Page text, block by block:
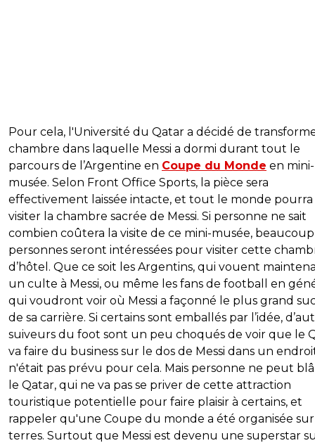
Pour cela, l'Université du Qatar a décidé de
chambre dans laquelle Messi a dormi durant tout le
parcours de l’Argentine en Coupe du Monde en mini-
musée. Selon Front Office Sports, la pièce sera
effectivement laissée intacte, et tout le monde pourra
visiter la chambre sacrée de Messi. Si personne ne sait
combien coûtera la visite de ce mini-musée,
personnes seront intéressées pour visiter cette
d’hôtel. Que ce soit les Argentins, qui vouent
un culte à Messi, ou même les fans de football en
qui voudront voir où Messi a façonné le plus grand
de sa carrière. Si certains sont emballés par l’idée,
suiveurs du foot sont un peu choqués de voir que le
va faire du business sur le dos de Messi dans un
n'était pas prévu pour cela. Mais personne ne peut
le Qatar, qui ne va pas se priver de cette attraction
touristique potentielle pour faire plaisir à certains, et
rappeler qu'une Coupe du monde a été organisée sur
terres. Surtout que Messi est devenu une superstar